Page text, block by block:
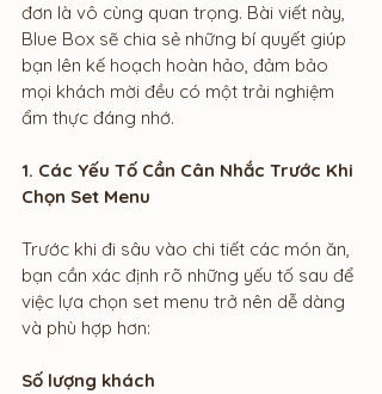
đơn là vô cùng quan trọng. Bài viết này,
Blue Box sẽ chia sẻ những bí quyết giúp
bạn lên kế hoạch hoàn hảo, đảm bảo
mọi khách mời đều có một trải nghiệm
ẩm thực đáng nhớ.
1. Các Yếu Tố Cần Cân Nhắc Trước Khi
Chọn Set Menu
Trước khi đi sâu vào chi tiết các món ăn,
bạn cần xác định rõ những yếu tố sau để
việc lựa chọn set menu trở nên dễ dàng
và phù hợp hơn:
Số lượng khách